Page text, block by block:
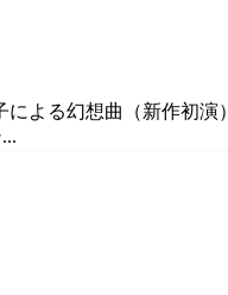
よる幻想曲（新作初演